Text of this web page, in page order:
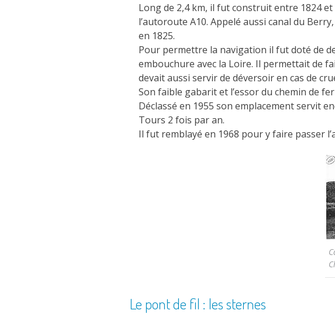
Long de 2,4 km, il fut construit entre 1824
l’autoroute A10. Appelé aussi canal du
en 1825.
Pour permettre la navigation il fut doté de
embouchure avec la Loire. Il permettait de
devait aussi servir de déversoir en cas de
Son faible gabarit et l’essor du chemin de
Déclassé en 1955 son emplacement servit
Tours 2 fois par an.
Il fut remblayé en 1968 pour y faire passer
Le pont de fil : les sternes